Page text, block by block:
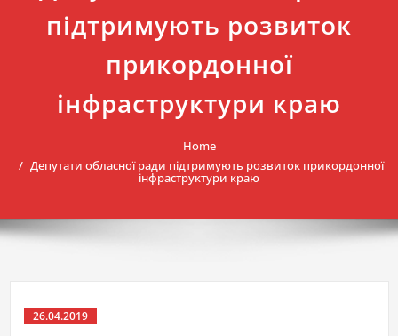
підтримують розвиток
прикордонної
інфраструктури краю
Home
Депутати обласної ради підтримують розвиток прикордонної
інфраструктури краю
26.04.2019